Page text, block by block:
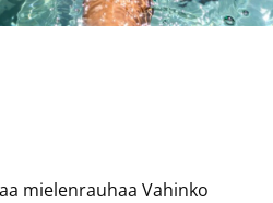
mielenrauhaa Vahinko